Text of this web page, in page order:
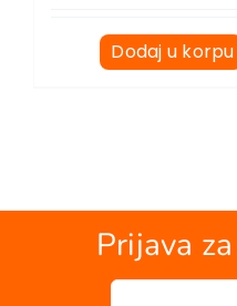
Dodaj u korpu
Prijava